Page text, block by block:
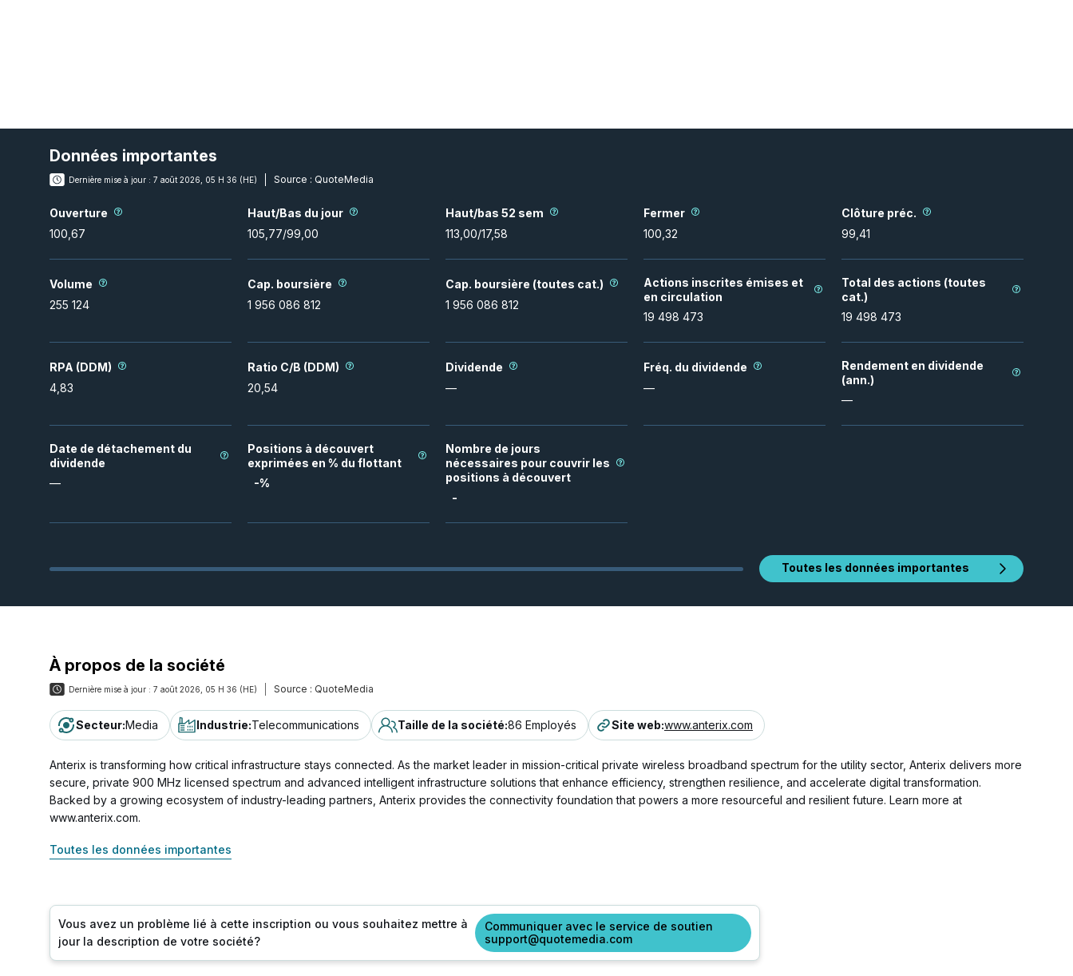
Données importantes
Dernière mise à jour : 7 août 2026, 05 H 36 (HE) Source : QuoteMedia
Ouverture
100,67
Haut/Bas du jour
105,77/99,00
Haut/bas 52 sem
113,00/17,58
Fermer
100,32
Clôture préc.
99,41
Volume
255 124
Cap. boursière
1 956 086 812
Cap. boursière (toutes cat.)
1 956 086 812
Actions inscrites émises et
en circulation
19 498 473
Total des actions (toutes
cat.)
19 498 473
RPA (DDM)
4,83
Ratio C/B (DDM)
20,54
Dividende
—
Fréq. du dividende
—
Rendement en dividende
(ann.)
—
Date de détachement du
dividende
—
Positions à découvert
exprimées en % du flottant
-%
Nombre de jours
nécessaires pour couvrir les
positions à découvert
-
Toutes les données importantes
À propos de la société
Dernière mise à jour : 7 août 2026, 05 H 36 (HE) Source : QuoteMedia
Secteur:Media Industrie:Telecommunications Taille de la société:86 Employés Site web:www.anterix.com
Anterix is transforming how critical infrastructure stays connected. As the market leader in mission-critical private wireless broadband spectrum for the utility sector, Anterix delivers more
secure, private 900 MHz licensed spectrum and advanced intelligent infrastructure solutions that enhance efficiency, strengthen resilience, and accelerate digital transformation.
Backed by a growing ecosystem of industry-leading partners, Anterix provides the connectivity foundation that powers a more resourceful and resilient future. Learn more at
www.anterix.com.
Toutes les données importantes
Vous avez un problème lié à cette inscription ou vous souhaitez mettre à
jour la description de votre société?
Communiquer avec le service de soutien
support@quotemedia.com